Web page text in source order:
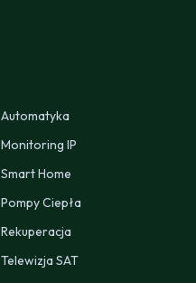
Automatyka
Monitoring IP
Smart Home
Pompy Ciepła
Rekuperacja
Telewizja SAT